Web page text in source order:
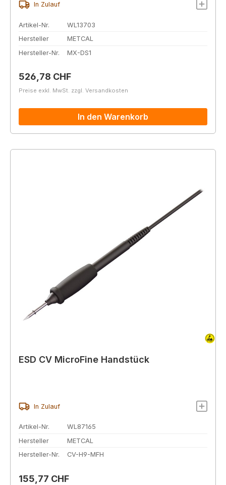
In Zulauf
Artikel-Nr.
WL13703
Hersteller
METCAL
Hersteller-Nr.
MX-DS1
Regulärer Preis:
526,78 CHF
Preise exkl. MwSt. zzgl. Versandkosten
In den Warenkorb
ESD CV MicroFine Handstück
In Zulauf
Artikel-Nr.
WL87165
Hersteller
METCAL
Hersteller-Nr.
CV-H9-MFH
Regulärer Preis:
155,77 CHF